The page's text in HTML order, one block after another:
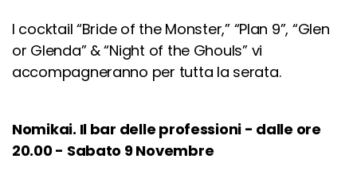
I cocktail “Bride of the Monster,” “Plan 9”, “Glen
or Glenda” & “Night of the Ghouls” vi
accompagneranno per tutta la serata.
Nomikai. Il bar delle professioni - dalle ore
20.00 - Sabato 9 Novembre